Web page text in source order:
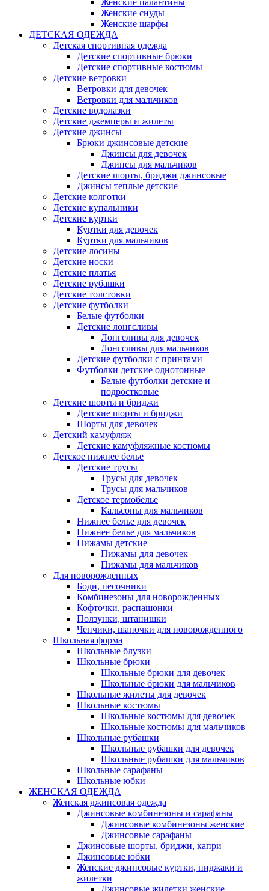
Женские палантины
Женские снуды
Женские шарфы
ДЕТСКАЯ ОДЕЖДА
Детская спортивная одежда
Детские спортивные брюки
Детские спортивные костюмы
Детские ветровки
Ветровки для девочек
Ветровки для мальчиков
Детские водолазки
Детские джемперы и жилеты
Детские джинсы
Брюки джинсовые детские
Джинсы для девочек
Джинсы для мальчиков
Детские шорты, бриджи джинсовые
Джинсы теплые детские
Детские колготки
Детские купальники
Детские куртки
Куртки для девочек
Куртки для мальчиков
Детские лосины
Детские носки
Детские платья
Детские рубашки
Детские толстовки
Детские футболки
Белые футболки
Детские лонгсливы
Лонгсливы для девочек
Лонгсливы для мальчиков
Детские футболки с принтами
Футболки детские однотонные
Белые футболки детские и
подростковые
Детские шорты и бриджи
Детские шорты и бриджи
Шорты для девочек
Детский камуфляж
Детские камуфляжные костюмы
Детское нижнее белье
Детские трусы
Трусы для девочек
Трусы для мальчиков
Детское термобелье
Кальсоны для мальчиков
Нижнее белье для девочек
Нижнее белье для мальчиков
Пижамы детские
Пижамы для девочек
Пижамы для мальчиков
Для новорожденных
Боди, песочники
Комбинезоны для новорожденных
Кофточки, распашонки
Ползунки, штанишки
Чепчики, шапочки для новорожденного
Школьная форма
Школьные блузки
Школьные брюки
Школьные брюки для девочек
Школьные брюки для мальчиков
Школьные жилеты для девочек
Школьные костюмы
Школьные костюмы для девочек
Школьные костюмы для мальчиков
Школьные рубашки
Школьные рубашки для девочек
Школьные рубашки для мальчиков
Школьные сарафаны
Школьные юбки
ЖЕНСКАЯ ОДЕЖДА
Женская джинсовая одежда
Джинсовые комбинезоны и сарафаны
Джинсовые комбинезоны женские
Джинсовые сарафаны
Джинсовые шорты, бриджи, капри
Джинсовые юбки
Женские джинсовые куртки, пиджаки и
жилетки
Джинсовые жилетки женские